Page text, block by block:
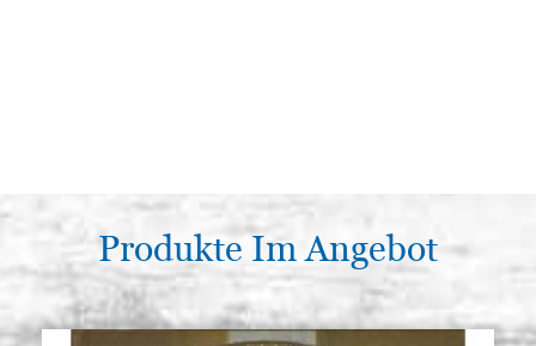
Produkte Im Angebot